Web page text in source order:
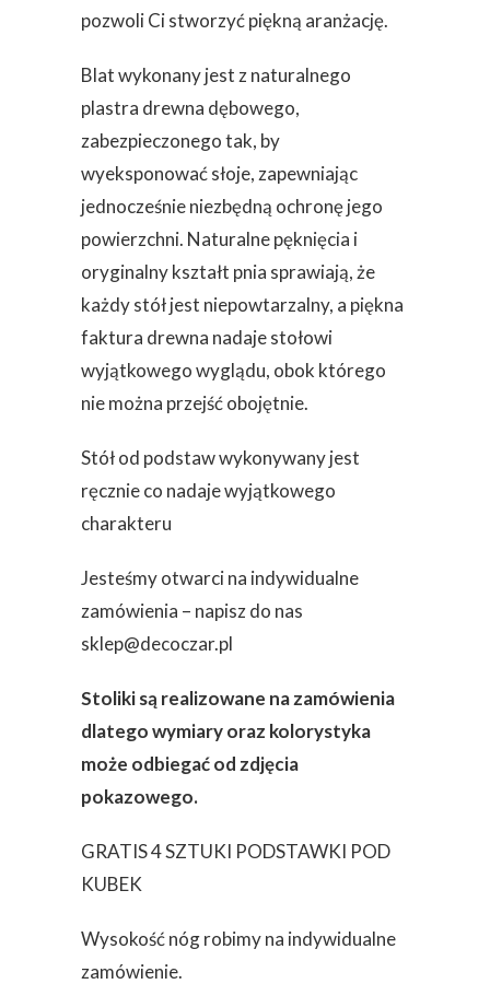
pozwoli Ci stworzyć piękną aranżację.
Blat wykonany jest z naturalnego
plastra drewna dębowego,
zabezpieczonego tak, by
wyeksponować słoje, zapewniając
jednocześnie niezbędną ochronę jego
powierzchni. Naturalne pęknięcia i
oryginalny kształt pnia sprawiają, że
każdy stół jest niepowtarzalny, a piękna
faktura drewna nadaje stołowi
wyjątkowego wyglądu, obok którego
nie można przejść obojętnie.
Stół od podstaw wykonywany jest
ręcznie co nadaje wyjątkowego
charakteru
Jesteśmy otwarci na indywidualne
zamówienia – napisz do nas
sklep@decoczar.pl
Stoliki są realizowane na zamówienia
dlatego wymiary oraz kolorystyka
może odbiegać od zdjęcia
pokazowego.
GRATIS 4 SZTUKI PODSTAWKI POD
KUBEK
Wysokość nóg robimy na indywidualne
zamówienie.